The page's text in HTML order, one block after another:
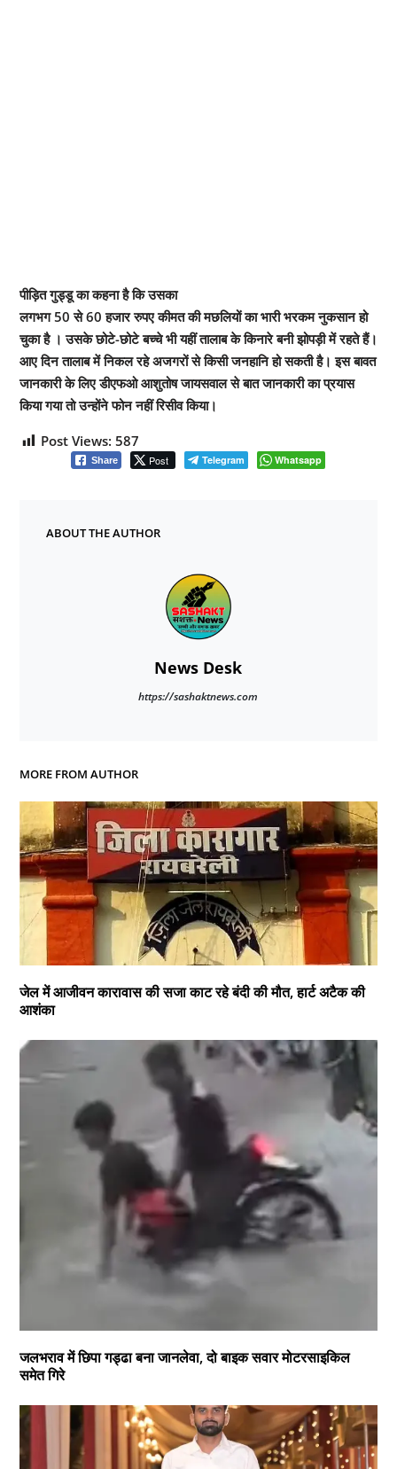
पीड़ित गुड्डू का कहना है कि उसका
लगभग 50 से 60 हजार रुपए कीमत की मछलियों का भारी भरकम नुकसान हो
चुका है । उसके छोटे-छोटे बच्चे भी यहीं तालाब के किनारे बनी झोपड़ी में रहते हैं।
आए दिन तालाब में निकल रहे अजगरों से किसी जनहानि हो सकती है। इस बावत
जानकारी के लिए डीएफओ आशुतोष जायसवाल से बात जानकारी का प्रयास
किया गया तो उन्होंने फोन नहीं रिसीव किया।
Post Views: 587
Share Post Telegram Whatsapp
ABOUT THE AUTHOR
News Desk
https://sashaktnews.com
MORE FROM AUTHOR
जेल में आजीवन कारावास की सजा काट रहे बंदी की मौत, हार्ट अटैक की
आशंका
जलभराव में छिपा गड्ढा बना जानलेवा, दो बाइक सवार मोटरसाइकिल
समेत गिरे